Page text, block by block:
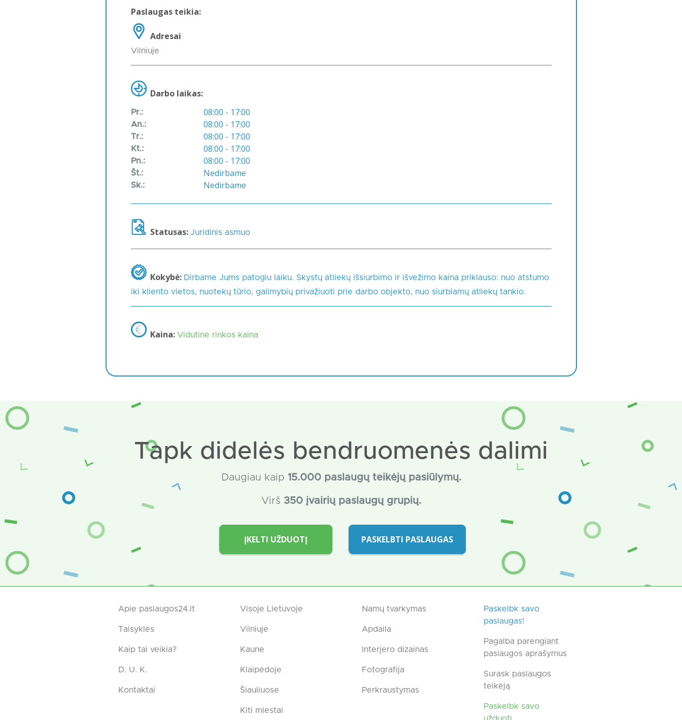
Paslaugas teikia:
Adresai
Vilniuje
Darbo laikas:
Pr.: 08:00 - 17:00
An.: 08:00 - 17:00
Tr.: 08:00 - 17:00
Kt.: 08:00 - 17:00
Pn.: 08:00 - 17:00
Št.: Nedirbame
Sk.: Nedirbame
Statusas: Juridinis asmuo
Kokybė: Dirbame Jums patogiu laiku. Skystų atliekų išsiurbimo ir išvežimo kaina priklauso: nuo atstumo
iki kliento vietos, nuotekų tūrio, galimybių privažiuoti prie darbo objekto, nuo siurbiamų atliekų tankio.
Kaina: Vidutinė rinkos kaina
Tapk didelės bendruomenės dalimi
Daugiau kaip 15.000 paslaugų teikėjų pasiūlymų.
Virš 350 įvairių paslaugų grupių.
ĮKELTI UŽDUOTĮ PASKELBTI PASLAUGAS
Apie paslaugos24.lt
Taisyklės
Kaip tai veikia?
D. U. K.
Kontaktai
Visoje Lietuvoje
Vilniuje
Kaune
Klaipėdoje
Šiauliuose
Kiti miestai
Namų tvarkymas
Apdaila
Interjero dizainas
Fotografija
Perkraustymas
Paskelbk savo
paslaugas!
Pagalba parengiant
paslaugos aprašymus
Surask paslaugos
teikėją
Paskelbk savo